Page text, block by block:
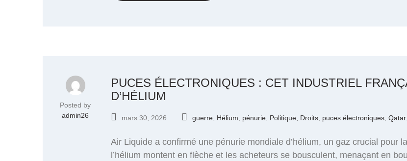
Posted by
admin26
PUCES ÉLECTRONIQUES : CET INDUSTRIEL
D’HÉLIUM
mars 30, 2026 guerre, Hélium, pénurie, Politique, Droits, puces électroniques, Qatar,
Air Liquide a confirmé une pénurie mondiale d’hélium, un gaz crucial pour
l’hélium montent en flèche et les acheteurs se bousculent, menaçant en